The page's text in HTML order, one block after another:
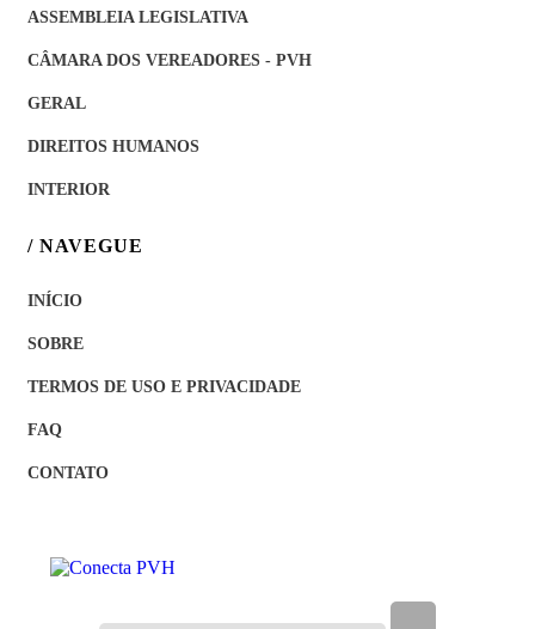
ASSEMBLEIA LEGISLATIVA
CÂMARA DOS VEREADORES - PVH
GERAL
DIREITOS HUMANOS
INTERIOR
/ NAVEGUE
INÍCIO
SOBRE
TERMOS DE USO E PRIVACIDADE
FAQ
CONTATO